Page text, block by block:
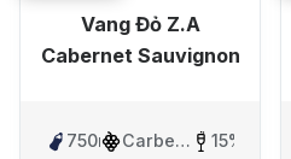
Vang Đỏ Z.A
Cabernet Sauvignon
750ml Carbernet 15%